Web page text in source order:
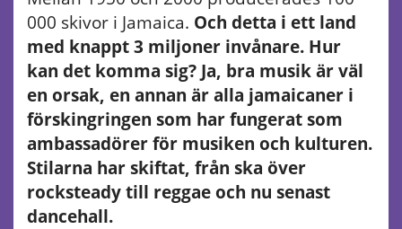
000 skivor i Jamaica. Och detta i ett land
med knappt 3 miljoner invånare. Hur
kan det komma sig? Ja, bra musik är väl
en orsak, en annan är alla jamaicaner i
förskingringen som har fungerat som
ambassadörer för musiken och kulturen.
Stilarna har skiftat, från ska över
rocksteady till reggae och nu senast
dancehall.